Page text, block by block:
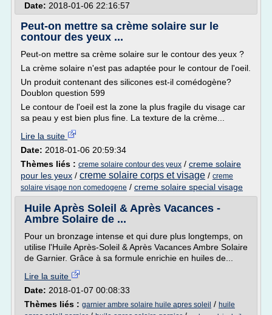
Date: 2018-01-06 22:16:57
Peut-on mettre sa crème solaire sur le
contour des yeux ...
Peut-on mettre sa crème solaire sur le contour des yeux ?
La crème solaire n'est pas adaptée pour le contour de l'oeil.
Un produit contenant des silicones est-il comédogène?
Doublon question 599
Le contour de l'oeil est la zone la plus fragile du visage car
sa peau y est bien plus fine. La texture de la crème...
Lire la suite
Date: 2018-01-06 20:59:34
Thèmes liés : creme solaire contour des yeux / creme solaire
pour les yeux / creme solaire corps et visage / creme
solaire visage non comedogene / creme solaire special visage
Huile Après Soleil & Après Vacances -
Ambre Solaire de ...
Pour un bronzage intense et qui dure plus longtemps, on
utilise l'Huile Après-Soleil & Après Vacances Ambre Solaire
de Garnier. Grâce à sa formule enrichie en huiles de...
Lire la suite
Date: 2018-01-07 00:08:33
Thèmes liés : garnier ambre solaire huile apres soleil / huile